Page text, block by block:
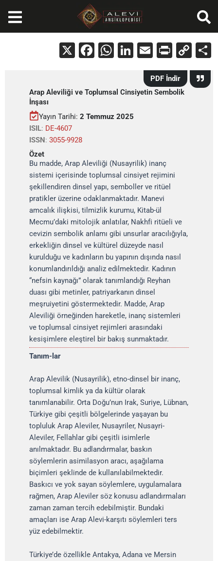
atla
X Facebook
WhatsApp
LinkedIn
EmailPrint
PDF İndir
Arap Aleviliği ve Toplumsal Cinsiyetin Sembolik
İnşası
Yayın Tarihi: 2 Temmuz 2025
ISIL: DE-4607
ISSN: 3055-9928
Özet
Bu madde, Arap Aleviliği (Nusayrilik) inanç
sistemi içerisinde toplumsal cinsiyet rejimini
şekillendiren dinsel yapı, semboller ve ritüel
pratikler üzerine odaklanmaktadır. Manevi
amcalık ilişkisi, tilmizlik kurumu, Kitab-ül
Mecmu’daki mitolojik anlatılar, Nakhfi ritüeli ve
cevizin sembolik anlamı gibi unsurlar aracılığıyla,
erkekliğin dinsel ve kültürel düzeyde nasıl
kurulduğu ve kadınların bu yapının dışında nasıl
konumlandırıldığı analiz edilmektedir. Kadının
“nefsin kaynağı” olarak tanımlandığı Reyhan
duası gibi metinler, patriyarkanın dinsel
meşruiyetini göstermektedir. Madde, Arap
Aleviliği örneğinden hareketle, inanç sistemleri
ve toplumsal cinsiyet rejimleri arasındaki
kesişimlere eleştirel bir bakış sunmaktadır.
Tanım-lar
Arap Alevilik (Nusayrilik), etno-dinsel bir inanç,
toplumsal kimlik ya da kültür olarak
tanımlanabilir. Orta Doğu’nun Irak, Suriye, Lübnan,
Türkiye gibi çeşitli bölgelerinde yaşayan bu
topluluk Arap Aleviler, Nusayriler, Nusayri-
Aleviler, Fellahlar gibi çeşitli isimlerle
anılmaktadır. Bu adlandırmalar, baskın
söylemlerin asimilasyon aracı, aşağılama
biçimleri şeklinde de kullanılabilmektedir.
Baskıcı ve yok sayan söylemlere, uygulamalara
rağmen, Arap Aleviler söz konusu adlandırmaları
zaman zaman tercih edebilmiştir. Bundaki
amaçları ise Arap Alevi-karşıtı söylemleri ters
yüz edebilmektir.
Türkiye’de özellikle Antakya, Adana ve Mersin